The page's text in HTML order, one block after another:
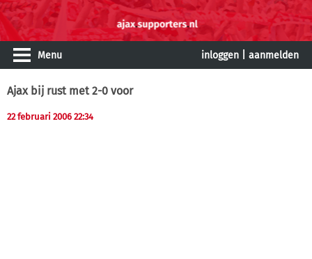
Menu inloggen aanmelden
Ajax bij rust met 2-0 voor
22 februari 2006 22:34